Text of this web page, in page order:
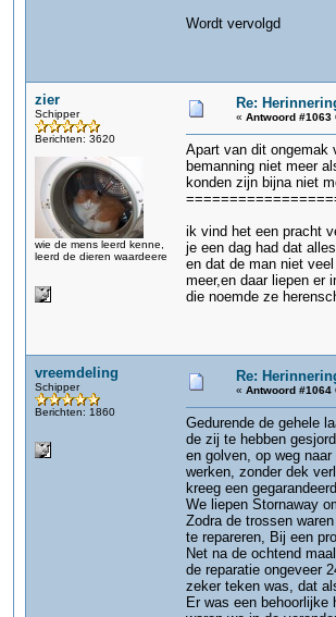
Wordt vervolgd
zier
Schipper
Berichten: 3620
wie de mens leerd kenne,
leerd de dieren waardeere
Re:
« Antwoord #1063
Apart van dit ongemak
bemanning niet meer
konden zijn bijna niet
ik vind het een pracht
je een dag had dat
en dat de man niet
meer,en daar liepen er
die noemde ze
vreemdeling
Schipper
Berichten: 1860
Re:
« Antwoord #1064
Gedurende de gehele
de zij te hebben
en golven, op weg
werken, zonder dek
kreeg een
We liepen Stornaway
Zodra de trossen
te repareren, Bij een
Net na de ochtend
de reparatie ongeveer
zeker teken was, dat
Er was een